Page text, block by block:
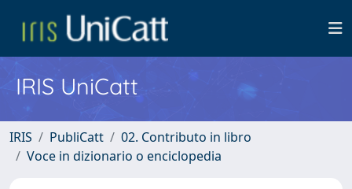
IRIS UniCatt
IRIS PubliCatt
02. Contributo in libro
Voce in dizionario o enciclopedia